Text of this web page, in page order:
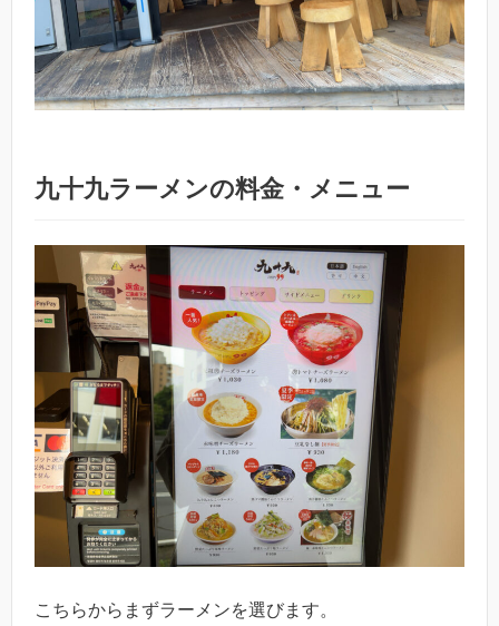
九十九ラーメンの料金・メニュー
こちらからまずラーメンを選びます。